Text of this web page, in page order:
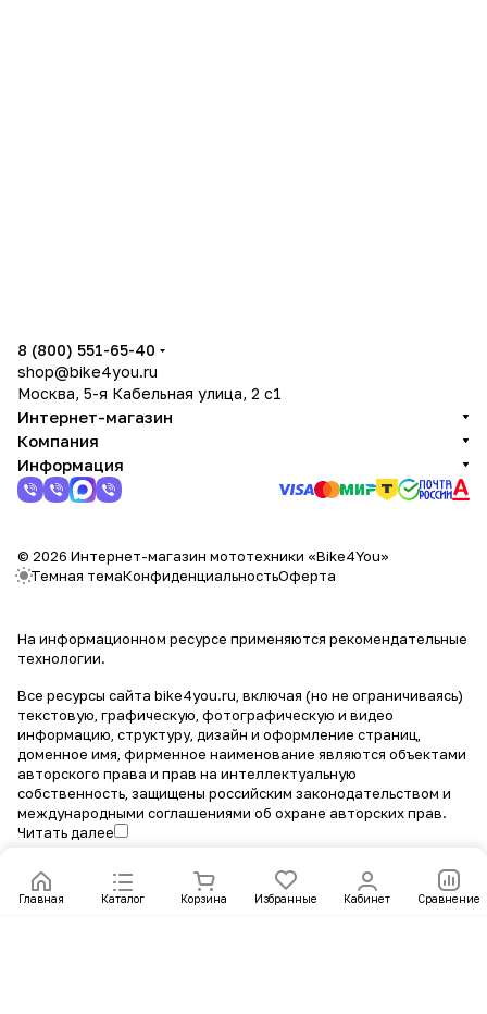
Главная Каталог Корзина Избранные Кабинет Сравнение
8 (800) 551-65-40
shop@bike4you.ru
Москва, 5-я Кабельная улица, 2 с1
Интернет-магазин
Компания
Информация
© 2026 Интернет-магазин мототехники «Bike4You»
Темная темаКонфиденциальностьОферта
На информационном ресурсе применяются рекомендательные
технологии.
Все ресурсы сайта bike4you.ru, включая (но не ограничиваясь)
текстовую, графическую, фотографическую и видео
информацию, структуру, дизайн и оформление страниц,
доменное имя, фирменное наименование являются объектами
авторского права и прав на интеллектуальную
собственность, защищены российским законодательством и
международными соглашениями об охране авторских прав.
Читать далее